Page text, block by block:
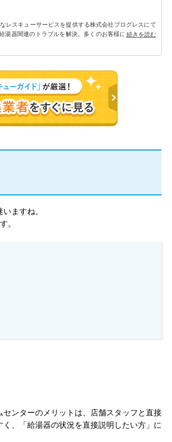
スキューサービスを提供する株式会社プログレスにて
湯器関連のトラブルを解決。多くのお客様に信頼される
続きを読む
ますね。
。
ンターのメリットは、店舗スタッフと直接
、「給湯器の状況を直接説明したい方」に